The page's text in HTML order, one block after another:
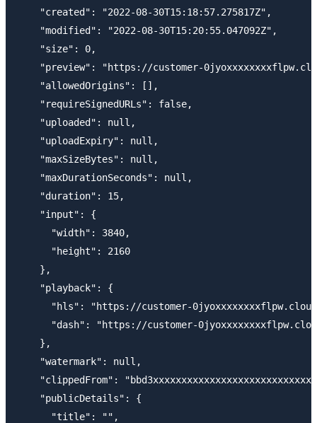
    "created": "2022-08-30T15:18:57.275817Z",
    "modified": "2022-08-30T15:20:55.047092Z",
    "size": 0,
"preview": "https://customer-
    "allowedOrigins": [],
    "requireSignedURLs": false,
    "uploaded": null,
    "uploadExpiry": null,
    "maxSizeBytes": null,
    "maxDurationSeconds": null,
    "duration": 15,
    "input": {
      "width": 3840,
      "height": 2160
    },
    "playback": {
"hls": "https://customer-
"dash": "https://customer-
    },
    "watermark": null,
"clippedFrom":
    "publicDetails": {
      "title": "",